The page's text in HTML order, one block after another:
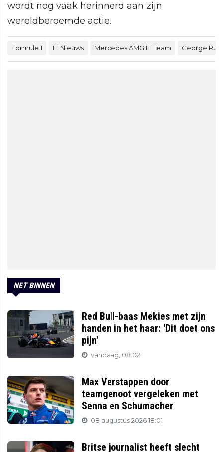
wordt nog vaak herinnerd aan zijn
wereldberoemde actie.
Formule 1 F1 Nieuws Mercedes AMG F1 Team George
NET BINNEN
Red Bull-baas Mekies met zijn
handen in het haar: 'Dit doet ons
pijn'
vandaag, 08:02
Max Verstappen door
teamgenoot vergeleken met
Senna en Schumacher
08 augustus 2026 18:01
Britse journalist heeft slecht